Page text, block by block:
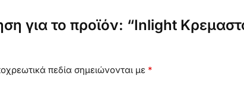
για το προϊόν: “Inlight
πεδία σημειώνονται με *